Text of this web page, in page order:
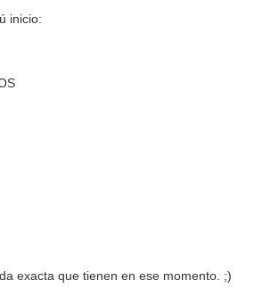
inicio:
exacta que tienen en ese momento. ;)